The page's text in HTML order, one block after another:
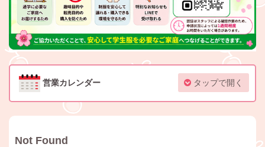
営業カレンダー タップで開く
Not Found